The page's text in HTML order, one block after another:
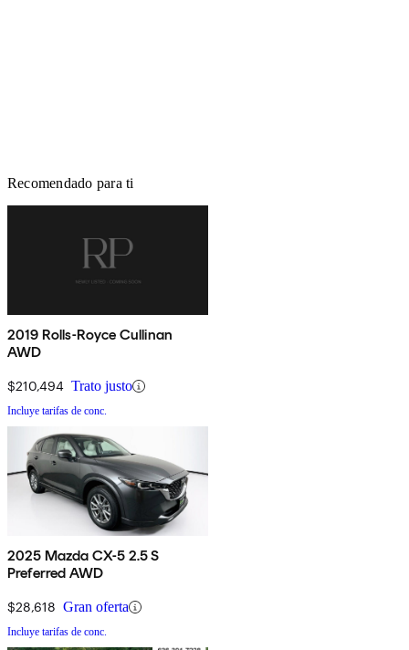
Recomendado para ti
2019 Rolls-Royce Cullinan
AWD
$210,494 Trato justo
Incluye tarifas de conc.
2025 Mazda CX-5 2.5 S
Preferred AWD
$28,618 Gran oferta
Incluye tarifas de conc.